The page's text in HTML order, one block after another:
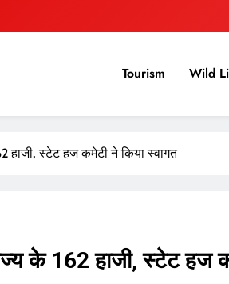
Tourism Wild
हाजी, स्टेट हज कमेटी ने किया स्वागत
के 162 हाजी, स्टेट हज